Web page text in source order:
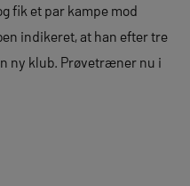
fik et par kampe mod
indikeret, at han efter tre
ny klub. Prøvetræner nu i